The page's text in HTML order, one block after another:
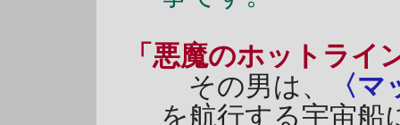
「悪魔のホットライ
その男は、
〈
を航行する宇宙船